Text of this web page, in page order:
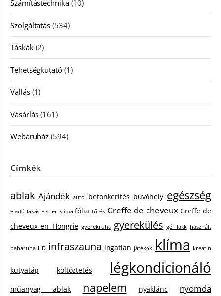
Számítástechnika (10)
Szolgáltatás (534)
Táskák (2)
Tehetségkutató (1)
Vallás (1)
Vásárlás (161)
Webáruház (594)
Címkék
ablak Ajándék autó betonkerítés búvóhely egészség
eladó lakás Fisher klíma fólia fűtés Greffe de cheveux Greffe de
cheveux en Hongrie gyerekruha gyerekülés gél lakk használt
babaruha HD infraszauna ingatlan játékok klíma kreatin
kutyatáp költöztetés légkondicionáló
műanyag ablak napelem nyaklánc nyomda